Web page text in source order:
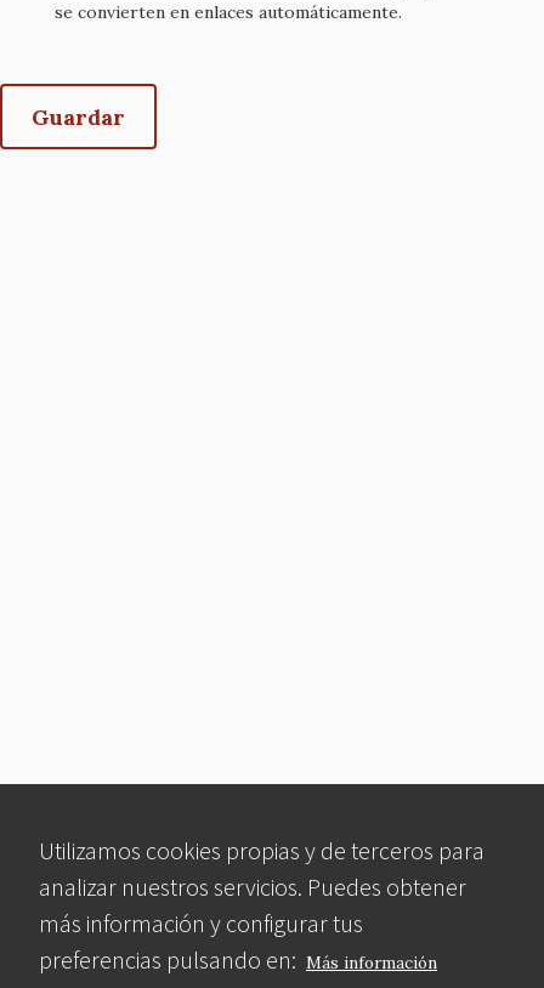
Utilizamos cookies propias y de terceros para
analizar nuestros servicios. Puedes obtener
más información y configurar tus
preferencias pulsando en: Más información
se convierten en enlaces automáticamente.